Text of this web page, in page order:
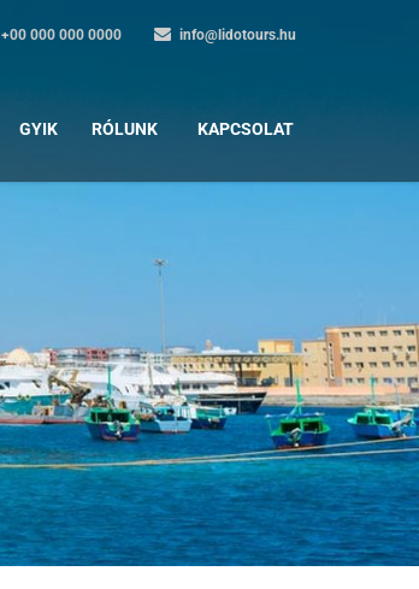
+00 000 000 0000 info@lidotours.hu
GYIK RÓLUNK KAPCSOLAT